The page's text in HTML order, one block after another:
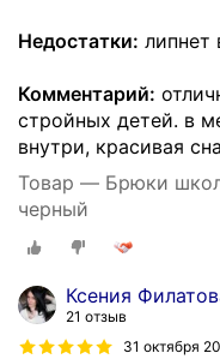
Недостатки: липнет
Комментарий:
стройных детей. в
внутри, красивая
Товар — Брюки
черный
Ксения
21 отзыв
31 октября